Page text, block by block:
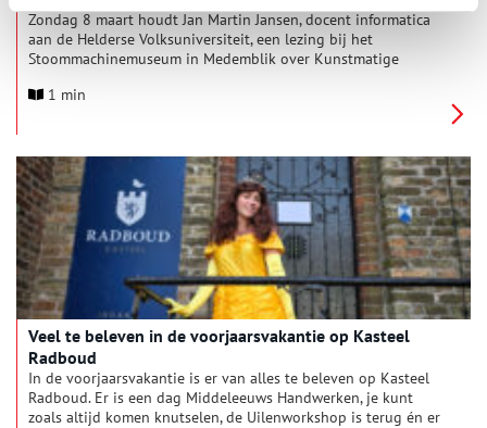
Zondag 8 maart houdt Jan Martin Jansen, docent informatica
aan de Helderse Volksuniversiteit, een lezing bij het
Stoommachinemuseum in Medemblik over Kunstmatige
1 min
Veel te beleven in de voorjaarsvakantie op Kasteel
Radboud
In de voorjaarsvakantie is er van alles te beleven op Kasteel
Radboud. Er is een dag Middeleeuws Handwerken, je kunt
zoals altijd komen knutselen, de Uilenworkshop is terug én er